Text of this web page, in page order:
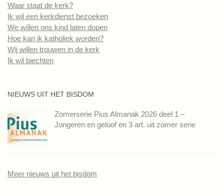
Waar staat de kerk?
Ik wil een kerkdienst bezoeken
We willen ons kind laten dopen
Hoe kan ik katholiek worden?
Wij willen trouwen in de kerk
Ik wil biechten
NIEUWS UIT HET BISDOM
Zomerserie Pius Almanak 2026 deel 1 –
Jongeren en geloof en 3 art. uit zomer serie
Meer nieuws uit het bisdom